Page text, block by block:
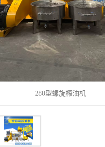
280型螺旋榨油机